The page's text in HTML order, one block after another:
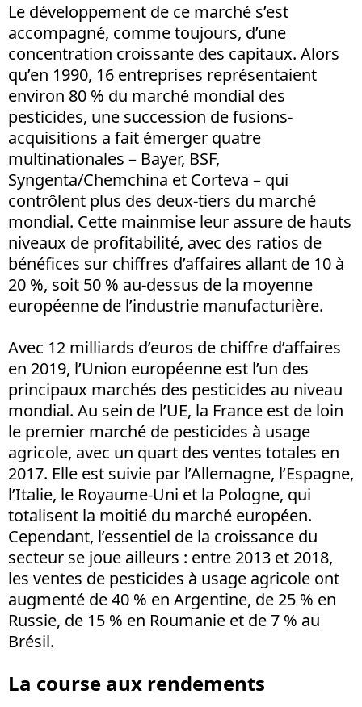
Le développement de ce marché s’est
accompagné, comme toujours, d’une
concentration croissante des capitaux. Alors
qu’en 1990, 16 entreprises représentaient
environ 80 % du marché mondial des
pesticides, une succession de fusions-
acquisitions a fait émerger quatre
multinationales – Bayer, BSF,
Syngenta/Chemchina et Corteva – qui
contrôlent plus des deux-tiers du marché
mondial. Cette mainmise leur assure de hauts
niveaux de profitabilité, avec des ratios de
bénéfices sur chiffres d’affaires allant de 10 à
20 %, soit 50 % au-dessus de la moyenne
européenne de l’industrie manufacturière.
Avec 12 milliards d’euros de chiffre d’affaires
en 2019, l’Union européenne est l’un des
principaux marchés des pesticides au niveau
mondial. Au sein de l’UE, la France est de loin
le premier marché de pesticides à usage
agricole, avec un quart des ventes totales en
2017. Elle est suivie par l’Allemagne, l’Espagne,
l’Italie, le Royaume-Uni et la Pologne, qui
totalisent la moitié du marché européen.
Cependant, l’essentiel de la croissance du
secteur se joue ailleurs : entre 2013 et 2018,
les ventes de pesticides à usage agricole ont
augmenté de 40 % en Argentine, de 25 % en
Russie, de 15 % en Roumanie et de 7 % au
Brésil.
La course aux rendements